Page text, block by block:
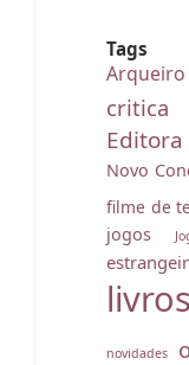
Tags
Arqueiro
critica
Novo
filme de
jogos
livros
novidades